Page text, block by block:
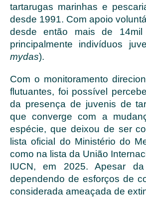
tartarugas marinhas e
desde 1991. Com apoio
desde então mais de 14mil
principalmente indivíduos
mydas).
Com o monitoramento
flutuantes, foi possível
da presença de juvenis de
que converge com a
espécie, que deixou de ser
lista oficial do Ministério do
como na lista da União
IUCN, em 2025. Apesar
dependendo de esforços de
considerada ameaçada de